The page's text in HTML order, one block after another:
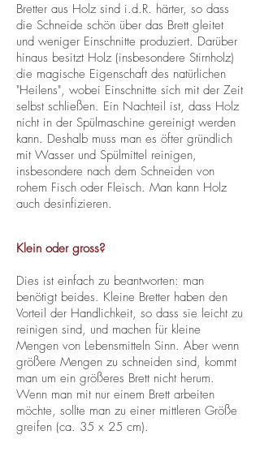
Bretter aus Holz sind i.d.R. härter, so dass
die Schneide schön über das Brett gleitet
und weniger Einschnitte produziert. Darüber
hinaus besitzt Holz (insbesondere Stirnholz)
die magische Eigenschaft des natürlichen
"Heilens", wobei Einschnitte sich mit der Zeit
selbst schließen. Ein Nachteil ist, dass Holz
nicht in der Spülmaschine gereinigt werden
kann. Deshalb muss man es öfter gründlich
mit Wasser und Spülmittel reinigen,
insbesondere nach dem Schneiden von
rohem Fisch oder Fleisch. Man kann Holz
auch desinfizieren.
Klein oder gross?
Dies ist einfach zu beantworten: man
benötigt beides. Kleine Bretter haben den
Vorteil der Handlichkeit, so dass sie leicht zu
reinigen sind, und machen für kleine
Mengen von Lebensmitteln Sinn. Aber wenn
größere Mengen zu schneiden sind, kommt
man um ein größeres Brett nicht herum.
Wenn man mit nur einem Brett arbeiten
möchte, sollte man zu einer mittleren Größe
greifen (ca. 35 x 25 cm).